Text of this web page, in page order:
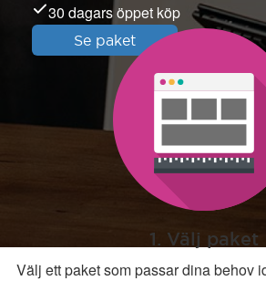
30 dagars öppet köp
Se paket
1. Välj paket
Välj ett paket som passar dina behov